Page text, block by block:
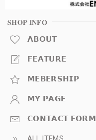
𝐒𝐇𝐎𝐏 𝐈𝐍𝐅𝐎
𝗔𝗕𝗢𝗨𝗧
𝗙𝗘𝗔𝗧𝗨𝗥𝗘
𝗠𝗘𝗕𝗘𝗥𝗦𝗛𝗜𝗣
𝗠𝗬 𝗣𝗔𝗚𝗘
𝗖𝗢𝗡𝗧𝗔𝗖𝗧 𝗙𝗢𝗥𝗠